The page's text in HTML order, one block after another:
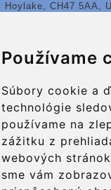
Používame
Súbory cookie a
technológie
používame na
zážitku z
webových
sme vám
Hoylake, CH47 5AA,
© 2026 Kraken Travel
More
Blog
Update cookies
Contact